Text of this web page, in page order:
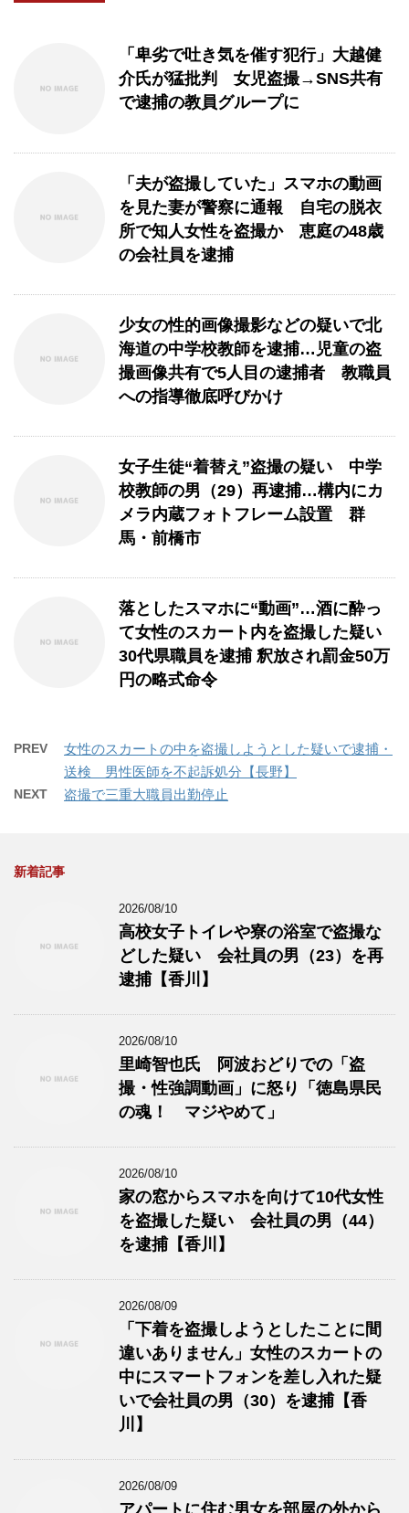
「卑劣で吐き気を催す犯行」大越健
介氏が猛批判 女児盗撮→SNS共有
で逮捕の教員グループに
「夫が盗撮していた」スマホの動画
を見た妻が警察に通報 自宅の脱衣
所で知人女性を盗撮か 恵庭の48歳
の会社員を逮捕
少女の性的画像撮影などの疑いで北
海道の中学校教師を逮捕…児童の盗
撮画像共有で5人目の逮捕者 教職員
への指導徹底呼びかけ
女子生徒“着替え”盗撮の疑い 中学
校教師の男（29）再逮捕…構内にカ
メラ内蔵フォトフレーム設置 群
馬・前橋市
落としたスマホに“動画”…酒に酔っ
て女性のスカート内を盗撮した疑い
30代県職員を逮捕 釈放され罰金50万
円の略式命令
PREV
女性のスカートの中を盗撮しようとした疑いで逮捕・
送検 男性医師を不起訴処分【長野】
NEXT 盗撮で三重大職員出勤停止
新着記事
2026/08/10
高校女子トイレや寮の浴室で盗撮な
どした疑い 会社員の男（23）を再
逮捕【香川】
2026/08/10
里崎智也氏 阿波おどりでの「盗
撮・性強調動画」に怒り「徳島県民
の魂！ マジやめて」
2026/08/10
家の窓からスマホを向けて10代女性
を盗撮した疑い 会社員の男（44）
を逮捕【香川】
2026/08/09
「下着を盗撮しようとしたことに間
違いありません」女性のスカートの
中にスマートフォンを差し入れた疑
いで会社員の男（30）を逮捕【香
川】
2026/08/09
アパートに住む男女を部屋の外から